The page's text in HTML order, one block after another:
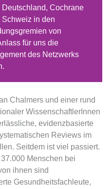
Cochrane
in den
von
für uns die
des Netzwerks
Chalmers und einer rund
WissenschaftlerInnen
evidenzbasierte
Reviews im
Seitdem ist viel passiert.
Menschen bei
ihnen sind
Gesundheitsfachleute,